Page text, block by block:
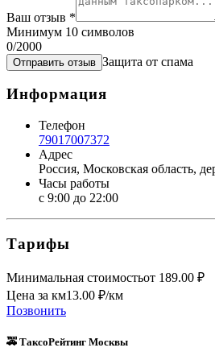
Ваш отзыв *
Минимум 10 символов
0/2000
Отправить отзыв Защита от спама
Информация
Телефон
79017007372
Адрес
Россия, Московская область,
Часы работы
с 9:00 до 22:00
Тарифы
Минимальная стоимостьот 189.00 ₽
Цена за км13.00 ₽/км
Позвонить
🚕 ТаксоРейтинг Москвы